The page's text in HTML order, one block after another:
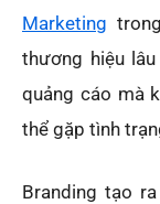
Marketing
thương hiệu
quảng cáo mà
thể gặp tình
Branding tạo